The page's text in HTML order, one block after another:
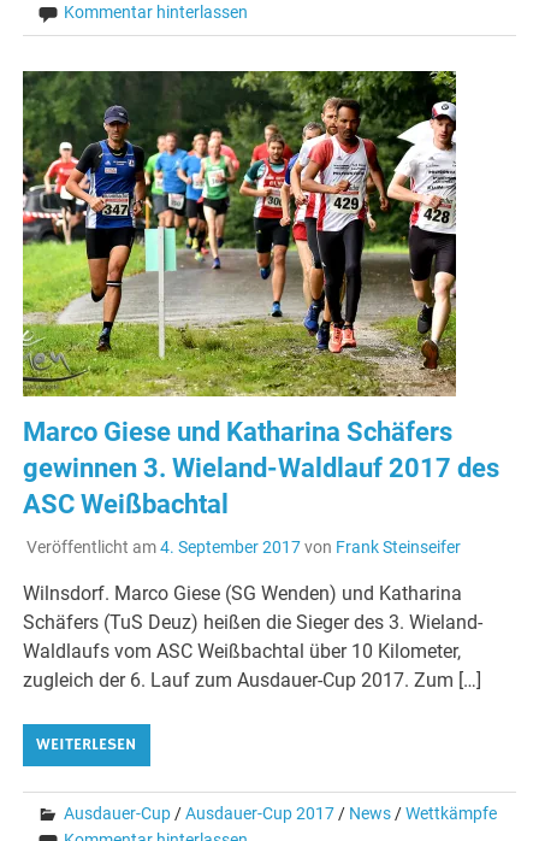
Kommentar hinterlassen
Marco Giese und Katharina Schäfers
gewinnen 3. Wieland-Waldlauf 2017 des
ASC Weißbachtal
Veröffentlicht am4. September 2017von Frank Steinseifer
Wilnsdorf. Marco Giese (SG Wenden) und Katharina
Schäfers (TuS Deuz) heißen die Sieger des 3. Wieland-
Waldlaufs vom ASC Weißbachtal über 10 Kilometer,
zugleich der 6. Lauf zum Ausdauer-Cup 2017. Zum […]
WEITERLESEN
Ausdauer-Cup /Ausdauer-Cup 2017 / News /Wettkämpfe